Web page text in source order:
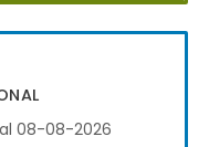
08-08-2026